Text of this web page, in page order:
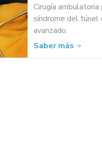
carpiano
Cirugía
síndrome del túnel
avanzado.
Saber más